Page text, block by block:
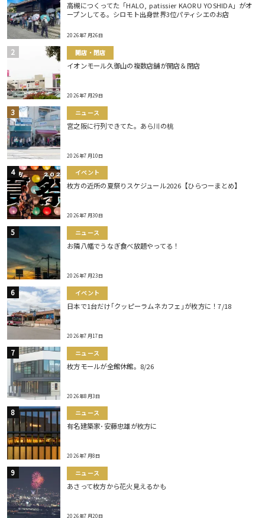
高槻につくってた「HALO, patissier KAORU YOSHIDA」がオ
ープンしてる。シロモト出身世界3位パティシエのお店
2026年7月26日
開店・閉店
イオンモール久御山の複数店舗が開店＆閉店
2026年7月29日
ニュース
宮之阪に行列できてた。あら川の桃
2026年7月10日
イベント
枚方の近所の夏祭りスケジュール2026【ひらつーまとめ】
2026年7月30日
ニュース
お隣八幡でうなぎ食べ放題やってる！
2026年7月23日
イベント
日本で1台だけ｢クッピーラムネカフェ｣が枚方に！7/18
2026年7月17日
ニュース
枚方モールが全館休館。8/26
2026年8月3日
ニュース
有名建築家･安藤忠雄が枚方に
2026年7月8日
ニュース
あさって枚方から花火見えるかも
2026年7月20日